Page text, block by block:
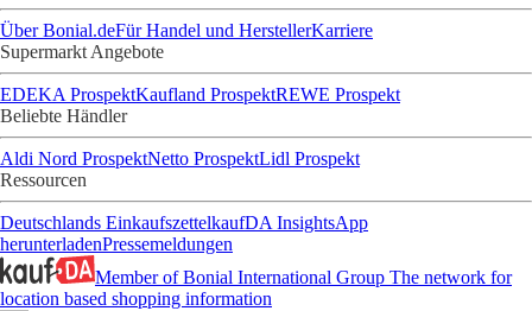
Über Bonial.deFür Handel und HerstellerKarriere
Supermarkt Angebote
EDEKA ProspektKaufland ProspektREWE Prospekt
Beliebte Händler
Aldi Nord ProspektNetto ProspektLidl Prospekt
Ressourcen
Deutschlands EinkaufszettelkaufDA InsightsApp
herunterladenPressemeldungen
Member of Bonial International Group The network for
location based shopping information